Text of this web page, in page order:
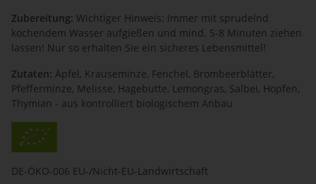
Zubereitung: Wichtiger Hinweis: Immer mit sprudelnd
kochendem Wasser aufgießen und mind. 5-8 Minuten ziehen
lassen! Nur so erhalten Sie ein sicheres Lebensmittel!
Zutaten: Äpfel, Krauseminze, Fenchel, Brombeerblätter,
Pfefferminze, Melisse, Hagebutte, Lemongras, Salbei, Hopfen,
Thymian - aus kontrolliert biologischem Anbau
DE-ÖKO-006 EU-/Nicht-EU-Landwirtschaft